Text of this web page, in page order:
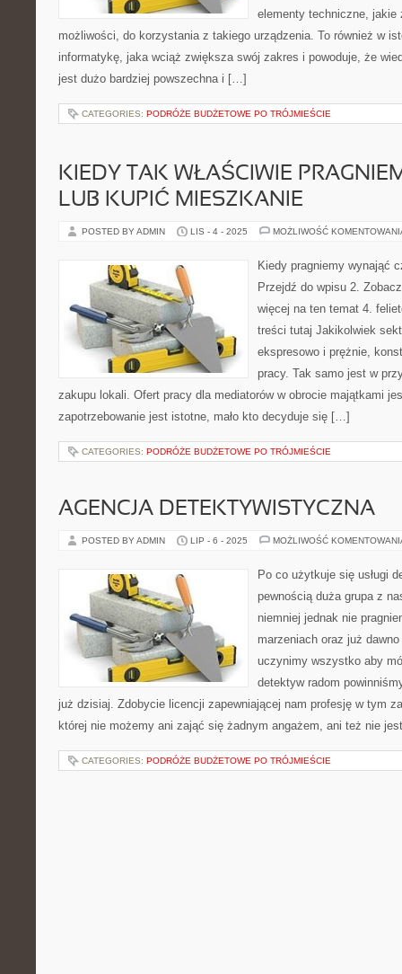
elementy techniczne, jakie
możliwości, do korzystania z takiego urządzenia. To również w
informatykę, jaka wciąż zwiększa swój zakres i powoduje, że
jest dużo bardziej powszechna i […]
CATEGORIES: PODRÓŻE BUDŻETOWE PO TRÓJMIEŚCIE
KIEDY TAK WŁAŚCIWIE
LUB KUPIĆ MIESZKANIE
POSTED BY ADMIN LIS - 4 - 2025 MOŻLIWOŚĆ
Kiedy pragniemy wynająć
Przejdź do wpisu 2.
więcej na ten temat 4.
treści tutaj Jakikolwiek
ekspresowo i prężnie,
pracy. Tak samo jest w
zakupu lokali. Ofert pracy dla mediatorów w obrocie majątkami
zapotrzebowanie jest istotne, mało kto decyduje się […]
CATEGORIES: PODRÓŻE BUDŻETOWE PO TRÓJMIEŚCIE
AGENCJA DETEKTYWISTYCZNA
POSTED BY ADMIN LIP - 6 - 2025 MOŻLIWOŚĆ
Po co użytkuje się usługi
pewnością duża grupa z
niemniej jednak nie
marzeniach oraz już
uczynimy wszystko aby
detektyw radom
już dzisiaj. Zdobycie licencji zapewniającej nam profesję w tym
której nie możemy ani zająć się żadnym angażem, ani też nie
CATEGORIES: PODRÓŻE BUDŻETOWE PO TRÓJMIEŚCIE